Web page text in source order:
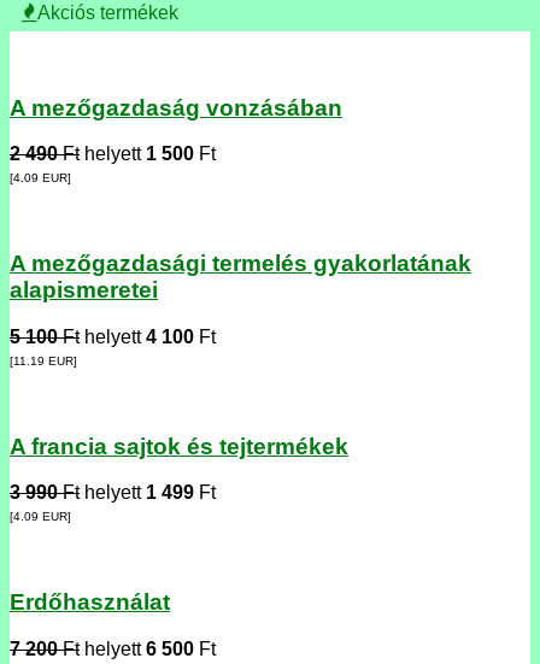
Akciós termékek
A mezőgazdaság vonzásában
2 490 Fthelyett 1 500 Ft
[4.09 EUR]
A mezőgazdasági termelés gyakorlatának
alapismeretei
5 100 Fthelyett4 100 Ft
[11.19 EUR]
A francia sajtok és tejtermékek
3 990 Fthelyett 1 499 Ft
[4.09 EUR]
Erdőhasználat
7 200 Fthelyett6 500 Ft